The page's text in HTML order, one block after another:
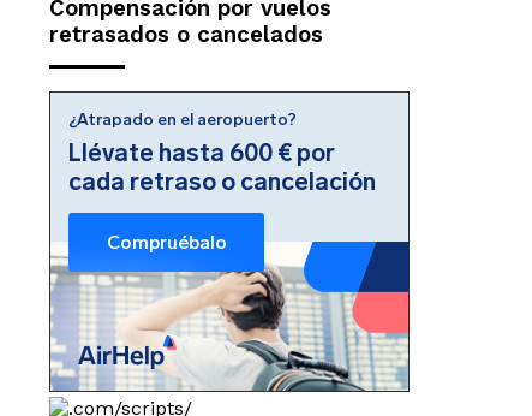
Compensación por vuelos
retrasados o cancelados